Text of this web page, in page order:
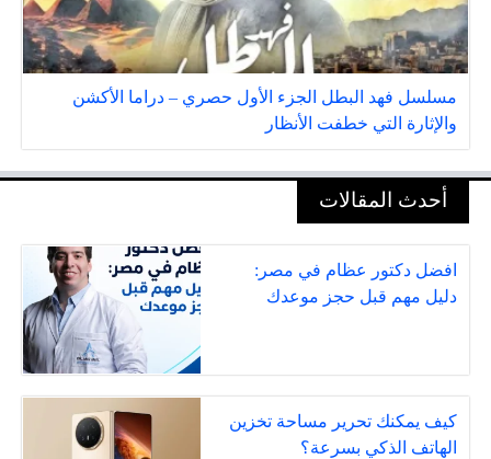
مسلسل فهد البطل الجزء الأول حصري – دراما الأكشن
والإثارة التي خطفت الأنظار
أحدث المقالات
افضل دكتور عظام في مصر:
دليل مهم قبل حجز موعدك
كيف يمكنك تحرير مساحة تخزين
الهاتف الذكي بسرعة؟